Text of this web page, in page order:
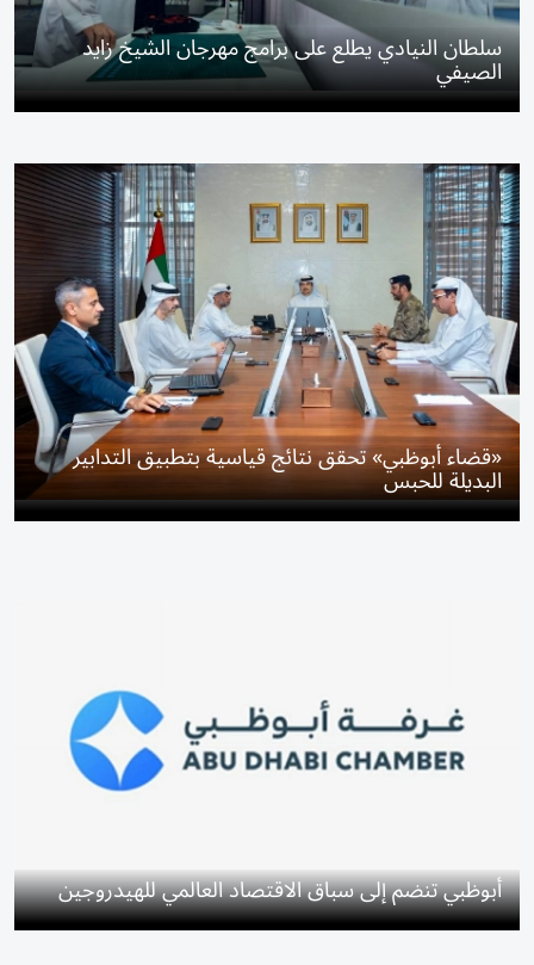
سلطان النيادي يطلع على برامج مهرجان الشيخ زايد
الصيفي
«قضاء أبوظبي» تحقق نتائج قياسية بتطبيق التدابير
البديلة للحبس
أبوظبي تنضم إلى سباق الاقتصاد العالمي للهيدروجين